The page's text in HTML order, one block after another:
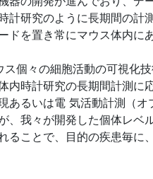
研究のように長期間の計
を置き常にマウス体内に
個々の細胞活動の可視化技
時計研究の長期間計測に
るいは電 気活動計測（
我々が開発した個体レベ
ことで、目的の疾患毎に